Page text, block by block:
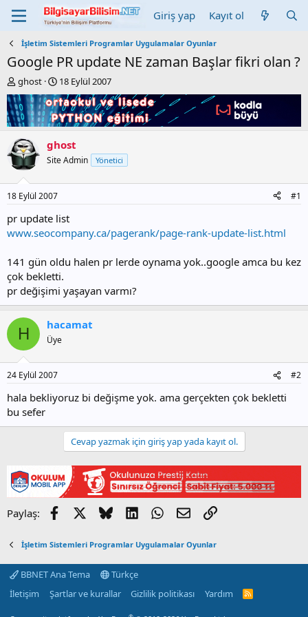
Giriş yap Kayıt ol
İşletim Sistemleri Programlar Uygulamalar Oyunlar
Google PR update NE zaman Başlar fikri olan ?
K
o
n
b
u
y
u
b
a
ş
l
a
t
ghost
B
a
ş
l
a
n
ı
a
r
i
18 Eylül 2007
ghost
Site Admin Yönetici
18 Eylül 2007 #1
pr update list
www.seocompany.ca/pagerank/page-rank-update-list.html
141 gün oldu halen pr lerde oynama yok..google amca bu kez
çok bekletti.
pr değişimi yaşayan varmı?
H hacamat
Üye
24 Eylül 2007 #2
hala bekliyoruz bi değişme yok. ama gerçekten çok bekletti
bu sefer
Cevap yazmak için giriş yap yada kayıt ol.
Paylaş: Facebook BlueskyLinkedInWhatsApp
E-postaLink
İşletim Sistemleri Programlar Uygulamalar Oyunlar
BBNET Ana Tema
Türkçe
İletişim
Şartlar ve kurallar Gizlilik politikası Yardım
R